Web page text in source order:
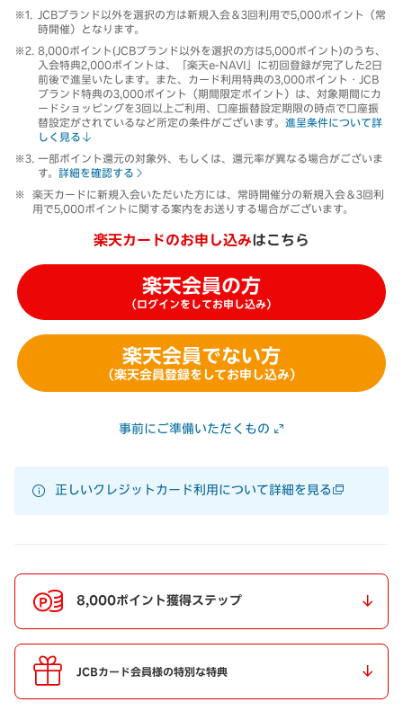
JCBブランド以外を選択の方は新規入会＆3回利用で5,000ポイント（常
時開催）となります。
8,000ポイント(JCBブランド以外を選択の方は5,000ポイント)のうち、
入会特典2,000ポイントは、「楽天e-NAVI」に初回登録が完了した2日
前後で進呈いたします。また、カード利用特典の3,000ポイント・JCB
ブランド特典の3,000ポイント（期間限定ポイント）は、対象期間にカ
ードショッピングを3回以上ご利用、口座振替設定期限の時点で口座振
替設定がされているなど所定の条件がございます。 進呈条件について詳
しく見る
一部ポイント還元の対象外、もしくは、還元率が異なる場合がございま
す。 詳細を確認する
楽天カードに新規入会いただいた方には、常時開催分の新規入会＆3回利
用で5,000ポイントに関する案内をお送りする場合がございます。
楽天カードのお申し込みはこちら
楽天会員の方
（ログインをしてお申し込み）
楽天会員でない方
（楽天会員登録をしてお申し込み）
事前にご準備いただくもの
正しいクレジットカード利用について詳細を見る
8,000ポイント獲得ステップ
JCBカード会員様の特別な特典